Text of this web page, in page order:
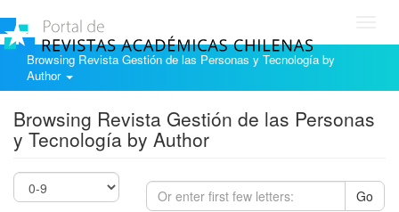
Browsing Revista Gestión de las Personas y Tecnología by
Author
Browsing Revista Gestión de las Personas
y Tecnología by Author
Go